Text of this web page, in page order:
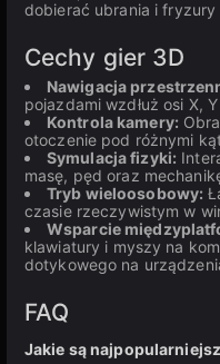
dobierać ubrania i fryzury
Cechy gier 3D
Nawigacja
pojazdami wzdłuż osi X,
Kontrola kamery:
otoczenie pod różnymi
Symulacja fizyki:
masę, pęd oraz
Tryb wieloosobowy:
czasie rzeczywistym w
Wsparcie
klawiatury i myszy na
dotykowego na
FAQ
Jakie są